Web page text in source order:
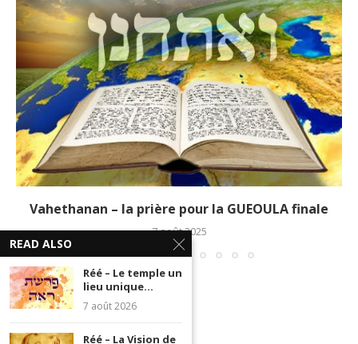
Vahethanan – la prière pour la GUEOULA finale
7 août 2025
READ ALSO
Réé – Le temple un
lieu unique...
7 août 2026
Réé – La Vision de